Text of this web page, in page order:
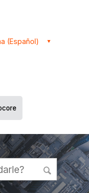
(Español)